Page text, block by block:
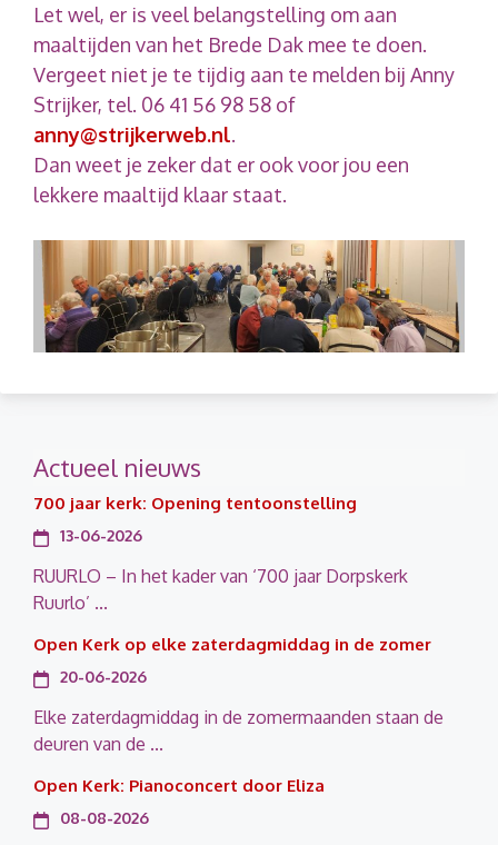
Let wel, er is veel belangstelling om aan
maaltijden van het Brede Dak mee te doen.
Vergeet niet je te tijdig aan te melden bij Anny
Strijker, tel. 06 41 56 98 58 of
anny@strijkerweb.nl.
Dan weet je zeker dat er ook voor jou een
lekkere maaltijd klaar staat.
Actueel nieuws
700 jaar kerk: Opening tentoonstelling
13-06-2026
RUURLO – In het kader van ‘700 jaar Dorpskerk
Ruurlo’ ...
Open Kerk op elke zaterdagmiddag in de zomer
20-06-2026
Elke zaterdagmiddag in de zomermaanden staan de
deuren van de ...
Open Kerk: Pianoconcert door Eliza
08-08-2026